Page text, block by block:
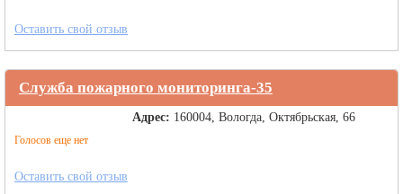
Оставить свой отзыв
Служба пожарного мониторинга-35
Голосов еще нет
Адрес: 160004, Вологда, Октябрьская, 66
Оставить свой отзыв